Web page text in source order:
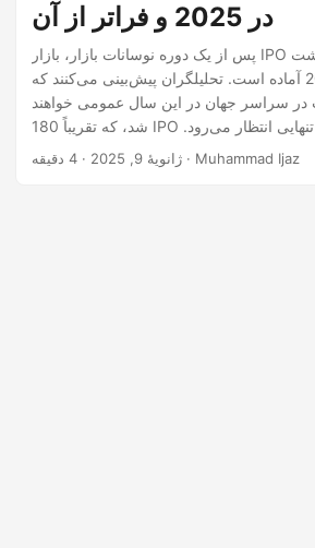
در 2025 و فراتر از آن
پس از یک دوره نوسانات بازار، بازار IPO فناوری برای یک بازگشت
قوی در سال 2025 آماده است. تحلیلگران پیش‌بینی می‌کنند که
شرکت در سراسر جهان در این سال عمومی خواهند
شد، که تقریباً 180 IPO در ایالات متحده به تنهایی انتظار می‌رود.
اعتماد سرمایه‌گذاران، عملکرد قوی بازار
ژانویهٔ 9, 2025 · 4 دقیقه · Muhammad Ijaz